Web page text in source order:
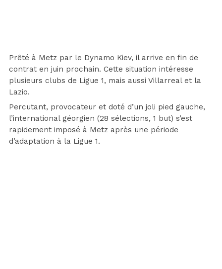
Prêté à Metz par le Dynamo Kiev, il arrive en fin de
contrat en juin prochain. Cette situation intéresse
plusieurs clubs de Ligue 1, mais aussi Villarreal et la
Lazio.
Percutant, provocateur et doté d’un joli pied gauche,
l’international géorgien (28 sélections, 1 but) s’est
rapidement imposé à Metz après une période
d’adaptation à la Ligue 1.